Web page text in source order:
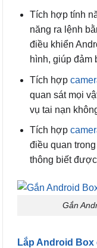
Tích hợp tính
năng ra lệnh
điều khiển
hình, giúp đảm
Tích hợp
quan sát mọi
vụ tai nạn
Tích hợp
điều quan
thông biết
Gắn
Lắp Android